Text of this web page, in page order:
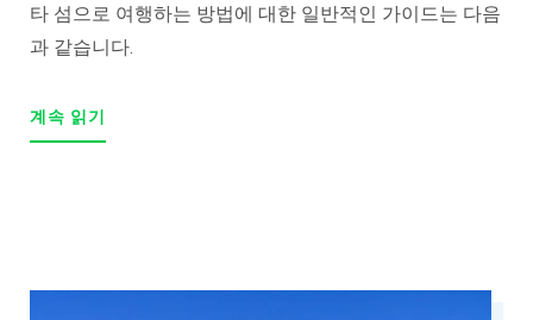
타 섬으로 여행하는 방법에 대한 일반적인 가이드는 다음
과 같습니다.
계속 읽기